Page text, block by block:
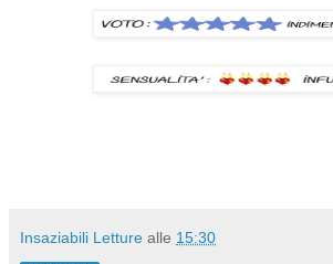
Insaziabili Letture alle 15:30